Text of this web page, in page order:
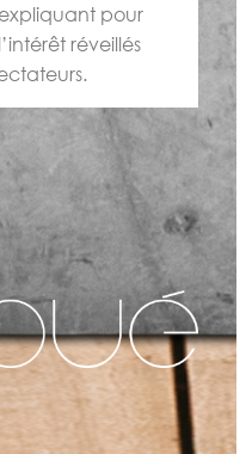
expliquant pour
réveillés